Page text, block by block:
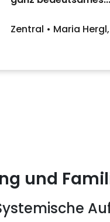
Zentral • Maria
und